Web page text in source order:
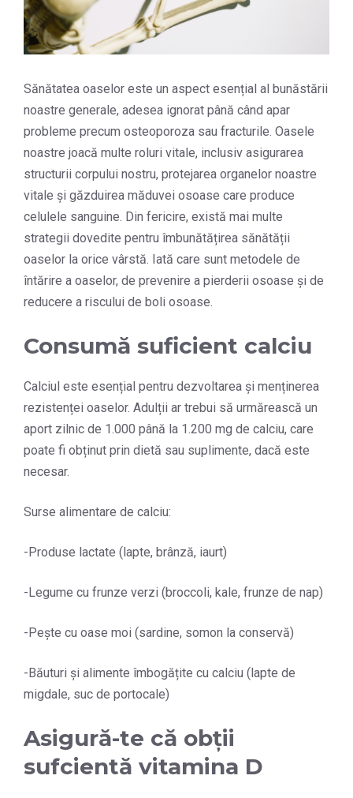
Sănătatea oaselor este un aspect esențial al bunăstării
noastre generale, adesea ignorat până când apar
probleme precum osteoporoza sau fracturile. Oasele
noastre joacă multe roluri vitale, inclusiv asigurarea
structurii corpului nostru, protejarea organelor noastre
vitale și găzduirea măduvei osoase care produce
celulele sanguine. Din fericire, există mai multe
strategii dovedite pentru îmbunătățirea sănătății
oaselor la orice vârstă. Iată care sunt metodele de
întărire a oaselor, de prevenire a pierderii osoase și de
reducere a riscului de boli osoase.
Consumă suficient calciu
Calciul este esențial pentru dezvoltarea și menținerea
rezistenței oaselor. Adulții ar trebui să urmărească un
aport zilnic de 1.000 până la 1.200 mg de calciu, care
poate fi obținut prin dietă sau suplimente, dacă este
necesar.
Surse alimentare de calciu:
-Produse lactate (lapte, brânză, iaurt)
-Legume cu frunze verzi (broccoli, kale, frunze de nap)
-Pește cu oase moi (sardine, somon la conservă)
-Băuturi și alimente îmbogățite cu calciu (lapte de
migdale, suc de portocale)
Asigură-te că obții
sufcientă vitamina D